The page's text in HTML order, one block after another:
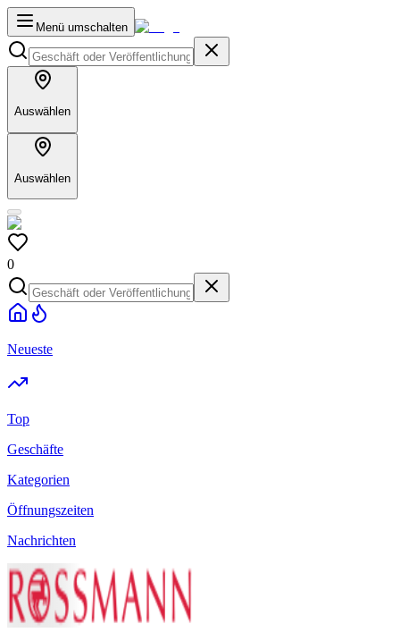
Menü umschalten
Auswählen
Auswählen
0
Neueste
Top
Geschäfte
Kategorien
Öffnungszeiten
Nachrichten